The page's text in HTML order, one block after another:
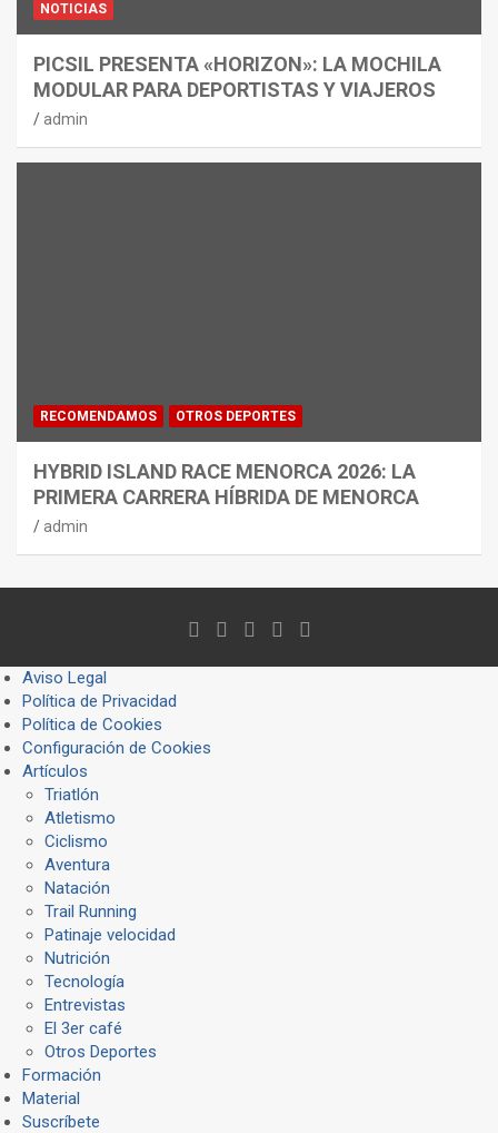
NOTICIAS
PICSIL PRESENTA «HORIZON»: LA MOCHILA
MODULAR PARA DEPORTISTAS Y VIAJEROS
admin
RECOMENDAMOS OTROS DEPORTES
HYBRID ISLAND RACE MENORCA 2026: LA
PRIMERA CARRERA HÍBRIDA DE MENORCA
admin
Aviso Legal
Política de Privacidad
Política de Cookies
Configuración de Cookies
Artículos
Triatlón
Atletismo
Ciclismo
Aventura
Natación
Trail Running
Patinaje velocidad
Nutrición
Tecnología
Entrevistas
El 3er café
Otros Deportes
Formación
Material
Suscríbete